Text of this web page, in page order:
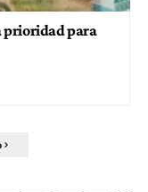
prioridad para